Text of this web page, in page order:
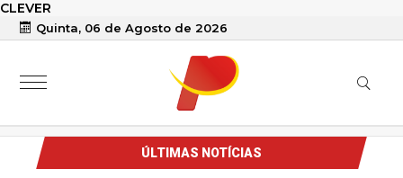
CLEVER
Quinta, 06 de Agosto de 2026
ÚLTIMAS NOTÍCIAS